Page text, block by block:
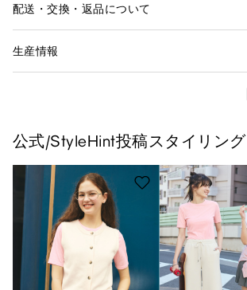
配送・交換・返品について
生産情報
公式/StyleHint投稿スタイリング